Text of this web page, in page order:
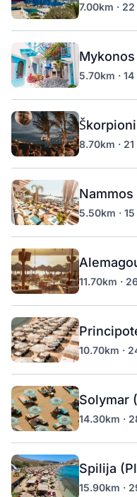
7.00km ·
Mykonos
5.70km ·
8.70km ·
Nammos
5.50km ·
11.70km ·
10.70km ·
Solymar
14.30km ·
Spilija
15.90km ·